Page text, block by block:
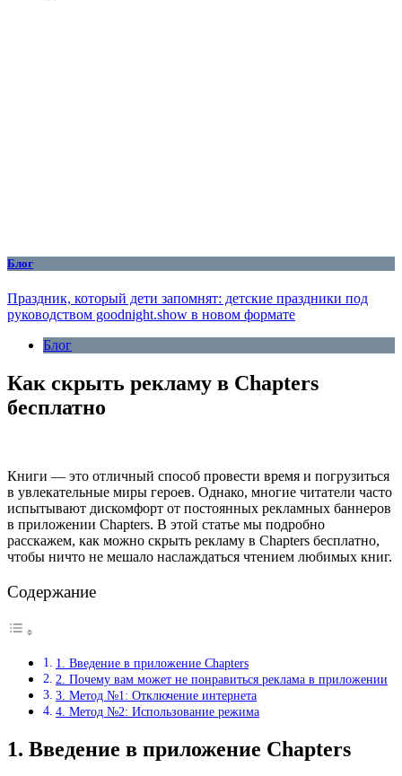
Блог
Праздник, который дети запомнят: детские праздники под
руководством goodnight.show в новом формате
Блог
Как скрыть рекламу в Chapters
бесплатно
Книги — это отличный способ провести время и погрузиться
в увлекательные миры героев. Однако, многие читатели часто
испытывают дискомфорт от постоянных рекламных баннеров
в приложении Chapters. В этой статье мы подробно
расскажем, как можно скрыть рекламу в Chapters бесплатно,
чтобы ничто не мешало наслаждаться чтением любимых книг.
Содержание
1. Введение в приложение Chapters
2. Почему вам может не понравиться реклама в приложении
3. Метод №1: Отключение интернета
4. Метод №2: Использование режима
1. Введение в приложение Chapters